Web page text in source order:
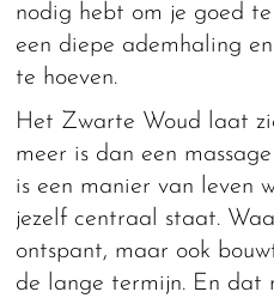
nodig hebt om je goed
een diepe ademhaling
te hoeven.
Het Zwarte Woud laat
meer is dan een
is een manier van leven
jezelf centraal staat.
ontspant, maar ook
de lange termijn. En dat